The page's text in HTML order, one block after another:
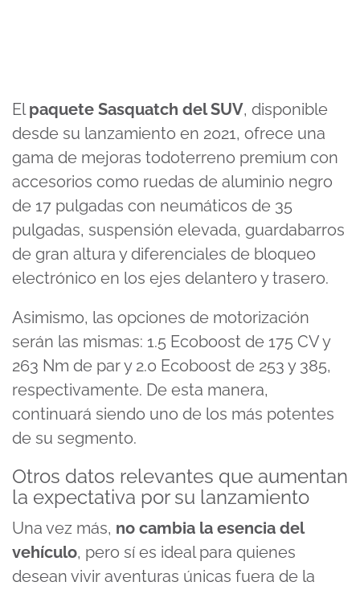
Elpaquete Sasquatch del SUV, disponible
desde su lanzamiento en 2021, ofrece una
gama de mejoras todoterreno premium con
accesorios como ruedas de aluminio negro
de 17 pulgadas con neumáticos de 35
pulgadas, suspensión elevada, guardabarros
de gran altura y diferenciales de bloqueo
electrónico en los ejes delantero y trasero.
Asimismo, las opciones de motorización
serán las mismas: 1.5 Ecoboost de 175 CV y
263 Nm de par y 2.0 Ecoboost de 253 y 385,
respectivamente. De esta manera,
continuará siendo uno de los más potentes
de su segmento.
Otros datos relevantes que aumentan
la expectativa por su lanzamiento
Una vez más, no cambia la esencia del
vehículo, pero sí es ideal para quienes
desean vivir aventuras únicas fuera de la